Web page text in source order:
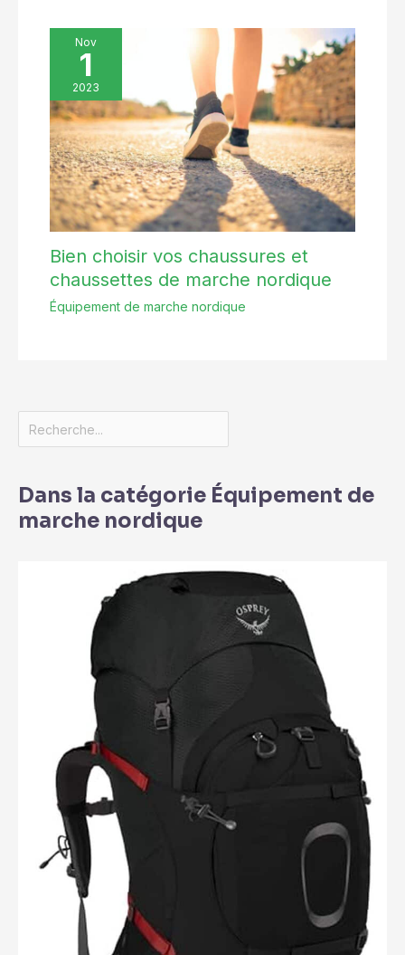
Nov
1
2023
Bien choisir vos chaussures et
chaussettes de marche nordique
Équipement de marche nordique
Dans la catégorie Équipement de
marche nordique